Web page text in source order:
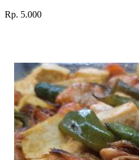
Rp. 5.000